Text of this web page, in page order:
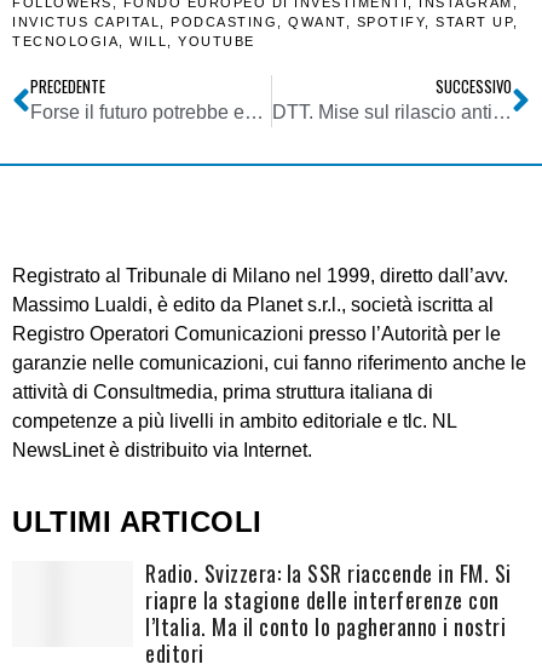
INVICTUS CAPITAL
PODCASTING QWANT SPOTIFY START UP
TECNOLOGIA
WILL YOUTUBE
PRECEDENTE
Forse il futuro potrebbe essere meno stravolto rispetto al presente
SUCCESSIVO
DTT. Mise sul rilascio anticipato delle frequenze televisive entro il 30/05. Il nodo indennizzi
Registrato al Tribunale di Milano nel 1999, diretto dall’avv.
Massimo Lualdi, è edito da Planet s.r.l., società iscritta al
Registro Operatori Comunicazioni presso l’Autorità per le
garanzie nelle comunicazioni, cui fanno riferimento anche le
attività di Consultmedia, prima struttura italiana di
competenze a più livelli in ambito editoriale e tlc. NL
NewsLinet è distribuito via Internet.
ULTIMI ARTICOLI
Radio. Svizzera: la SSR riaccende in FM. Si
riapre la stagione delle interferenze con
l’Italia. Ma il conto lo pagheranno i nostri
editori